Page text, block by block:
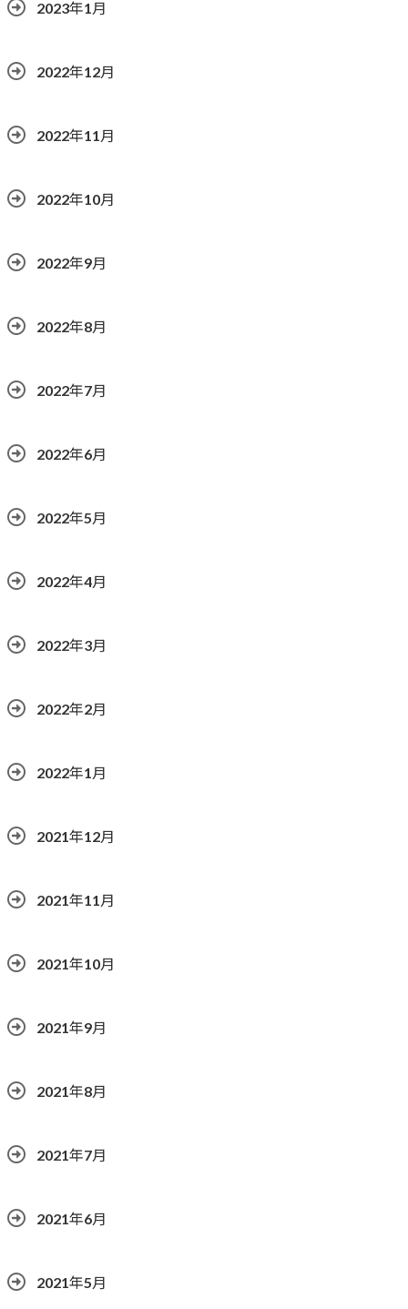
2023年1月
2022年12月
2022年11月
2022年10月
2022年9月
2022年8月
2022年7月
2022年6月
2022年5月
2022年4月
2022年3月
2022年2月
2022年1月
2021年12月
2021年11月
2021年10月
2021年9月
2021年8月
2021年7月
2021年6月
2021年5月